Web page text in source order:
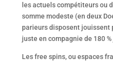
les actuels compétiteurs ou
somme modeste (en deux
parieurs disposent jouissent
juste en compagnie de 180 %
Les free spins, ou espaces